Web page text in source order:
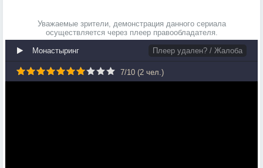
Уважаемые зрители, демонстрация данного сериала
осуществляется через плеер правообладателя.
Монастыринг Плеер удален? / Жалоба
7/10 (2 чел.)